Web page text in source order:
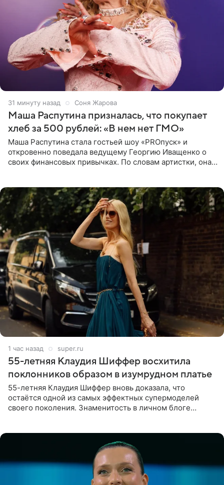
31 минуту назад Соня Жарова
Маша Распутина призналась, что покупает
хлеб за 500 рублей: «В нем нет ГМО»
Маша Распутина стала гостьей шоу «PROпуск» и
откровенно поведала ведущему Георгию Иващенко о
своих финансовых привычках. По словам артистки, она
1 час назад super.ru
55-летняя Клаудия Шиффер восхитила
поклонников образом в изумрудном платье
55-летняя Клаудия Шиффер вновь доказала, что
остаётся одной из самых эффектных супермоделей
своего поколения. Знаменитость в личном блоге